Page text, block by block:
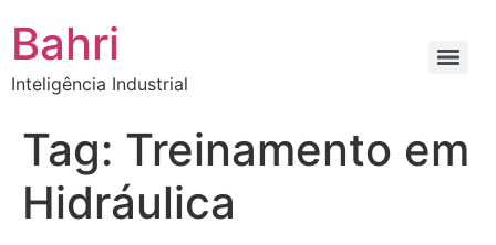
Bahri
Inteligência Industrial
Tag: Treinamento em
Hidráulica